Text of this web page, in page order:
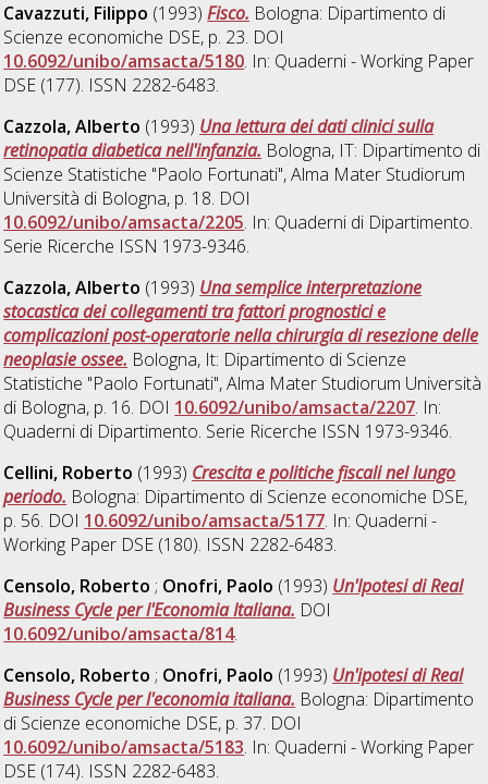
Cavazzuti, Filippo (1993)Fisco. Bologna: Dipartimento di
Scienze economiche DSE, p. 23. DOI
10.6092/unibo/amsacta/5180. In: Quaderni - Working Paper
DSE (177). ISSN 2282-6483.
Cazzola, Alberto (1993) Una lettura dei dati clinici sulla
retinopatia diabetica nell'infanzia. Bologna, IT: Dipartimento di
Scienze Statistiche "Paolo Fortunati", Alma Mater Studiorum
Università di Bologna, p. 18. DOI
10.6092/unibo/amsacta/2205. In: Quaderni di Dipartimento.
Serie Ricerche ISSN 1973-9346.
Cazzola, Alberto (1993) Una semplice interpretazione
stocastica dei collegamenti tra fattori prognostici e
complicazioni post-operatorie nella chirurgia di resezione delle
neoplasie ossee. Bologna, It: Dipartimento di Scienze
Statistiche "Paolo Fortunati", Alma Mater Studiorum Università
di Bologna, p. 16. DOI 10.6092/unibo/amsacta/2207. In:
Quaderni di Dipartimento. Serie Ricerche ISSN 1973-9346.
Cellini, Roberto (1993) Crescita e politiche fiscali nel lungo
periodo. Bologna: Dipartimento di Scienze economiche DSE,
p. 56. DOI 10.6092/unibo/amsacta/5177. In: Quaderni -
Working Paper DSE (180). ISSN 2282-6483.
Censolo, Roberto ; Onofri, Paolo (1993) Un'Ipotesi di Real
Business Cycle per l'Economia Italiana. DOI
10.6092/unibo/amsacta/814.
Censolo, Roberto ; Onofri, Paolo (1993) Un'ipotesi di Real
Business Cycle per l'economia italiana. Bologna: Dipartimento
di Scienze economiche DSE, p. 37. DOI
10.6092/unibo/amsacta/5183. In: Quaderni - Working Paper
DSE (174). ISSN 2282-6483.